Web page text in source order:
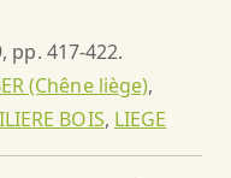
pp. 417-422.
(Chêne liège),
BOIS, LIEGE